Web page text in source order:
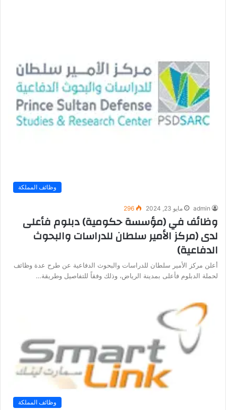
وظائف المملكة
admin مايو 23, 2024 296
وظائف في (مؤسسة حكومية) دبلوم فأعلى
لدى (مركز الأمير سلطان للدراسات والبحوث
الدفاعية)
أعلن مركز الأمير سلطان للدراسات والبحوث الدفاعية عن طرح عدة وظائف
لحملة الدبلوم فأعلى بمدينة الرياض، وذلك وفقاً للتفاصيل وطريقة…
وظائف المملكة